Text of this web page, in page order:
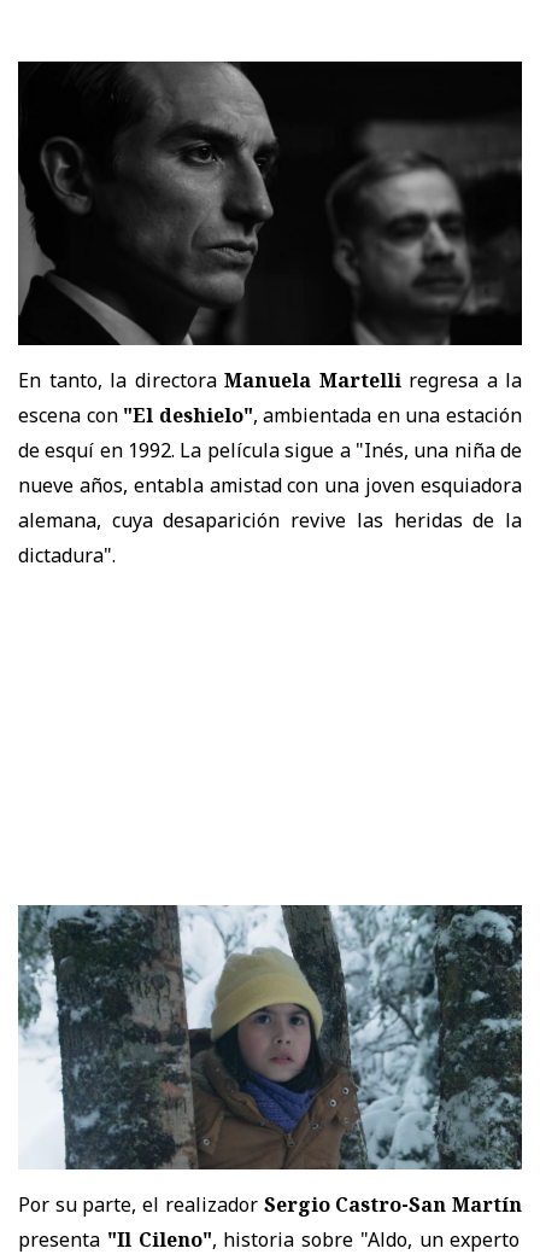
En tanto, la directora Manuela Martelliregresa a la
escena con "El deshielo", ambientada en una estación
de esquí en 1992. La película sigue a "Inés, una niña de
nueve años, entabla amistad con una joven esquiadora
alemana, cuya desaparición revive las heridas de la
dictadura".
Por su parte, el realizador Sergio Castro-San Martín
presenta "Il Cileno", historia sobre "Aldo, un experto